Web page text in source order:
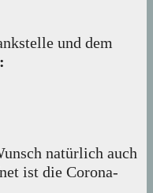
und dem
natürlich auch
ist die Corona-